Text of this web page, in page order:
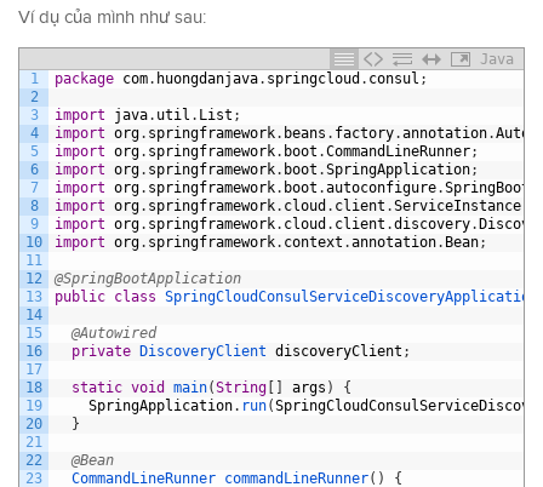
Ví dụ của mình như sau:
Java
1
2
3
4
5
6
7
8
9
10
11
12
13
14
15
16
17
18
19
20
21
22
23
package com. huongdanjava. springcloud . consul ;
import java. util . List ;
import org. springframework. beans . factory.annotation.
import org. springframework. boot .CommandLineRunner;
import org. springframework. boot .SpringApplication;
import org. springframework. boot .autoconfigure.
import org. springframework. cloud . client .ServiceInstance
import org. springframework. cloud . client .discovery.
import org. springframework. context .annotation. Bean;
@SpringBootApplication
public class SpringCloudConsulServiceDiscoveryApplication
@Autowired
private DiscoveryClient discoveryClient ;
static void main(String [ ] args )
{
SpringApplication. run(
}
@Bean
CommandLineRunner commandLineRunner( )
{